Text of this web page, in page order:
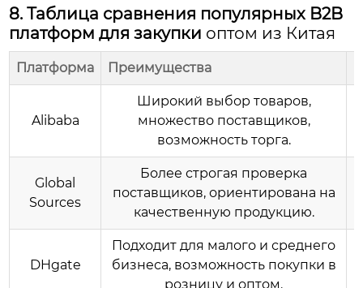
8. Таблица сравнения популярных B2B
платформ для закупки оптом из Китая
Платформа Преимущества
Alibaba
Широкий выбор товаров,
множество поставщиков,
возможность торга.
Global
Sources
Более строгая проверка
поставщиков, ориентирована на
качественную продукцию.
DHgate
Подходит для малого и среднего
бизнеса, возможность покупки в
розницу и оптом.